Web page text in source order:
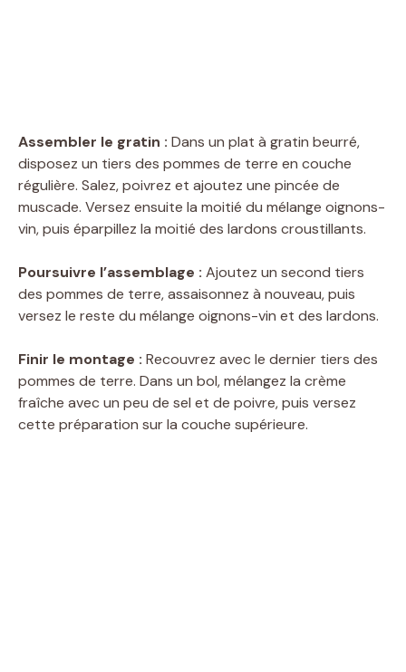
Assembler le gratin : Dans un plat à gratin beurré,
disposez un tiers des pommes de terre en couche
régulière. Salez, poivrez et ajoutez une pincée de
muscade. Versez ensuite la moitié du mélange oignons-
vin, puis éparpillez la moitié des lardons croustillants.
Poursuivre l’assemblage : Ajoutez un second tiers
des pommes de terre, assaisonnez à nouveau, puis
versez le reste du mélange oignons-vin et des lardons.
Finir le montage : Recouvrez avec le dernier tiers des
pommes de terre. Dans un bol, mélangez la crème
fraîche avec un peu de sel et de poivre, puis versez
cette préparation sur la couche supérieure.